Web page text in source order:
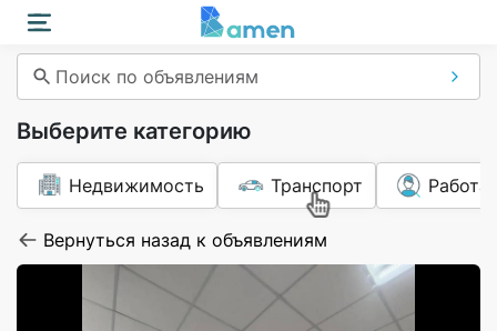
Поиск по объявлениям
Выберите категорию
Недвижимость Транспорт Работа
Вернуться назад к объявлениям